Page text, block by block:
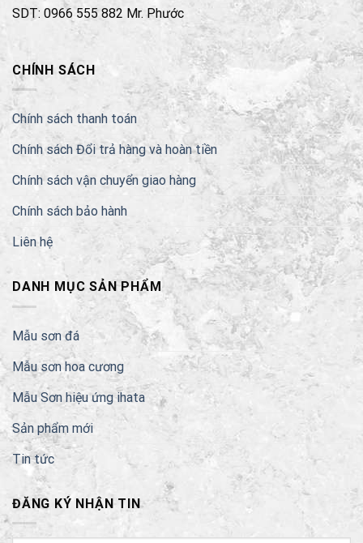
SDT: 0966 555 882 Mr. Phước
CHÍNH SÁCH
Chính sách thanh toán
Chính sách Đổi trả hàng và hoàn tiền
Chính sách vận chuyển giao hàng
Chính sách bảo hành
Liên hệ
DANH MỤC SẢN PHẨM
Mẫu sơn đá
Mẫu sơn hoa cương
Mẫu Sơn hiệu ứng ihata
Sản phẩm mới
Tin tức
ĐĂNG KÝ NHẬN TIN